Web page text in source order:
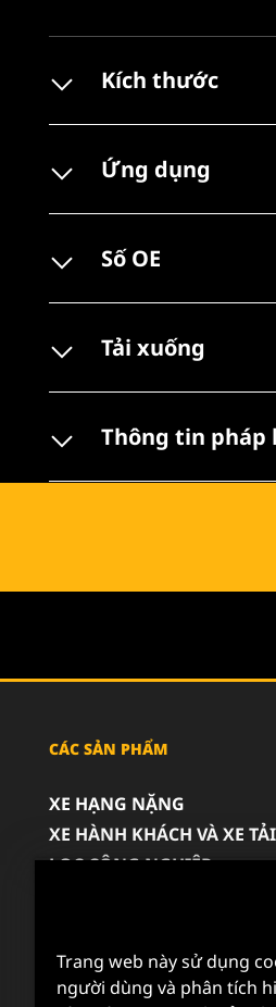
Kích thước
Ứng dụng
Số OE
Tải xuống
Thông tin pháp
CÁC SẢN PHẨM
XE HẠNG NẶNG
XE HÀNH KHÁCH VÀ XE
LỌC CÔNG NGHIỆP
Trang web này sử dụng
người dùng và phân tích